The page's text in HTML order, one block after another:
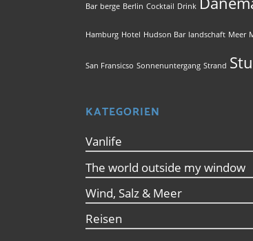
Bar berge Berlin Cocktail Drink
Hamburg Hotel Hudson Bar landschaft Meer
San Fransicso Sonnenuntergang Strand
KATEGORIEN
Vanlife
The world outside my window
Wind, Salz & Meer
Reisen